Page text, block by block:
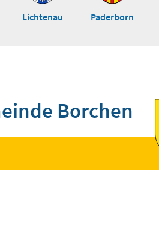
Lichtenau Paderborn
Borchen